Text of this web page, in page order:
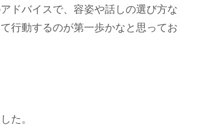
ドバイスで、容姿や話しの選び方な
行動するのが第一歩かなと思ってお
た。